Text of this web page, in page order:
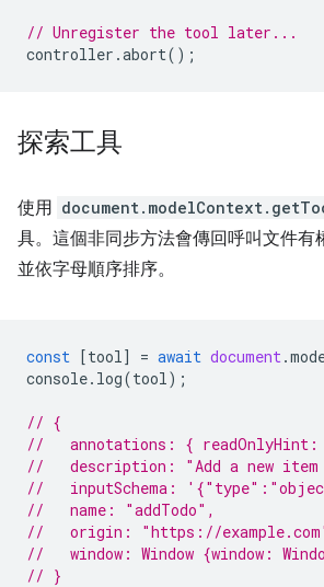
// Unregister the tool later...
controller .abort();
探索工具
使用
具。這個非同步方法會傳回呼叫文件有
並依字母順序排序。
const [tool] = await document.
console. log(tool);
// {
//   annotations: {
//   description: "Add a new
//   inputSchema:
//   name: "addTodo",
//   origin: "https://
//   window: Window {window:
// }